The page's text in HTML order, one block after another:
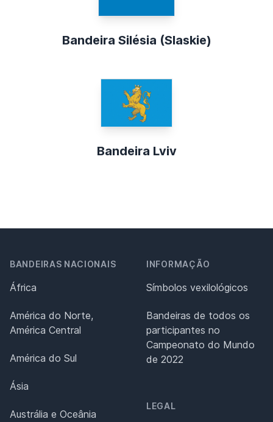
Bandeira Silésia (Slaskie)
Bandeira Lviv
BANDEIRAS NACIONAIS
África
América do Norte,
América Central
América do Sul
Ásia
Austrália e Oceânia
INFORMAÇÃO
Símbolos vexilológicos
Bandeiras de todos os
participantes no
Campeonato do Mundo
de 2022
LEGAL